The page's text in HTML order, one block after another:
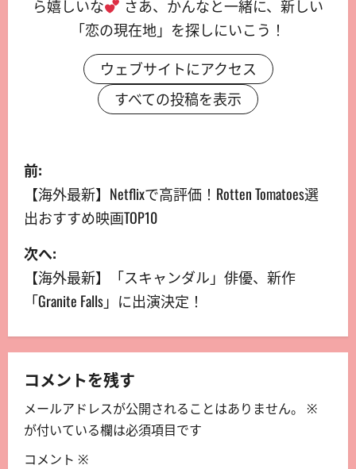
ら嬉しいな
さあ、かんなと一緒に、新しい
「恋の現在地」を探しにいこう！
ウェブサイトにアクセス
すべての投稿を表示
前:
【海外最新】Netflixで高評価！Rotten Tomatoes選
出おすすめ映画TOP10
次へ:
【海外最新】「スキャンダル」俳優、新作
「Granite Falls」に出演決定！
コメントを残す
メールアドレスが公開されることはありません。
※
が付いている欄は必須項目です
コメント ※